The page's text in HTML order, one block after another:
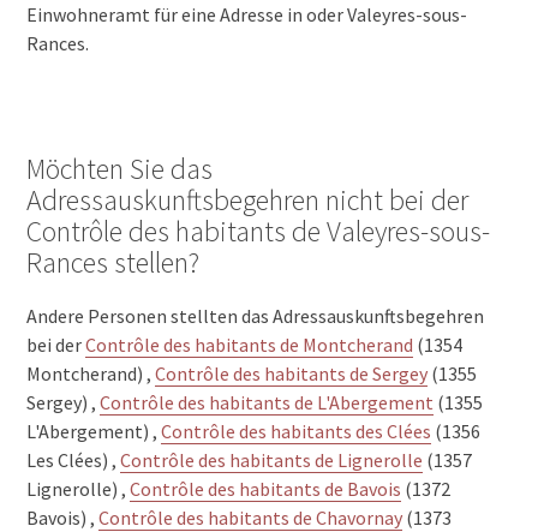
Einwohneramt für eine Adresse in oder Valeyres-sous-
Rances.
Möchten Sie das
Adressauskunftsbegehren nicht bei der
Contrôle des habitants de Valeyres-sous-
Rances stellen?
Andere Personen stellten das Adressauskunftsbegehren
bei derContrôle des habitants de Montcherand (1354
Montcherand) ,Contrôle des habitants de Sergey (1355
Sergey) ,Contrôle des habitants de L'Abergement (1355
L'Abergement) ,Contrôle des habitants des Clées (1356
Les Clées) ,Contrôle des habitants de Lignerolle (1357
Lignerolle) ,Contrôle des habitants de Bavois (1372
Bavois) ,Contrôle des habitants de Chavornay (1373